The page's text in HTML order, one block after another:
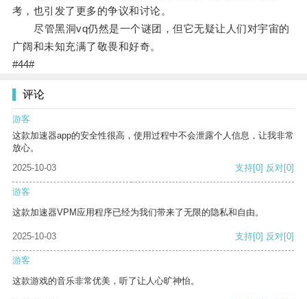
考，也引发了更多的争议和讨论。
尽管黑洞vq仍然是一个谜团，但它无疑让人们对宇宙的
广阔和未知充满了敬畏和好奇。
#44#
评论
游客
这款加速器app的安全性很高，使用过程中不会泄露个人信息，让我非常
放心。
2025-10-03
支持[0] 反对[0]
游客
这款加速器VPM应用程序已经为我们带来了无限的隐私和自由。
2025-10-03 支持[0] 反对[0]
游客
这款游戏的音乐非常优美，听了让人心旷神怡。